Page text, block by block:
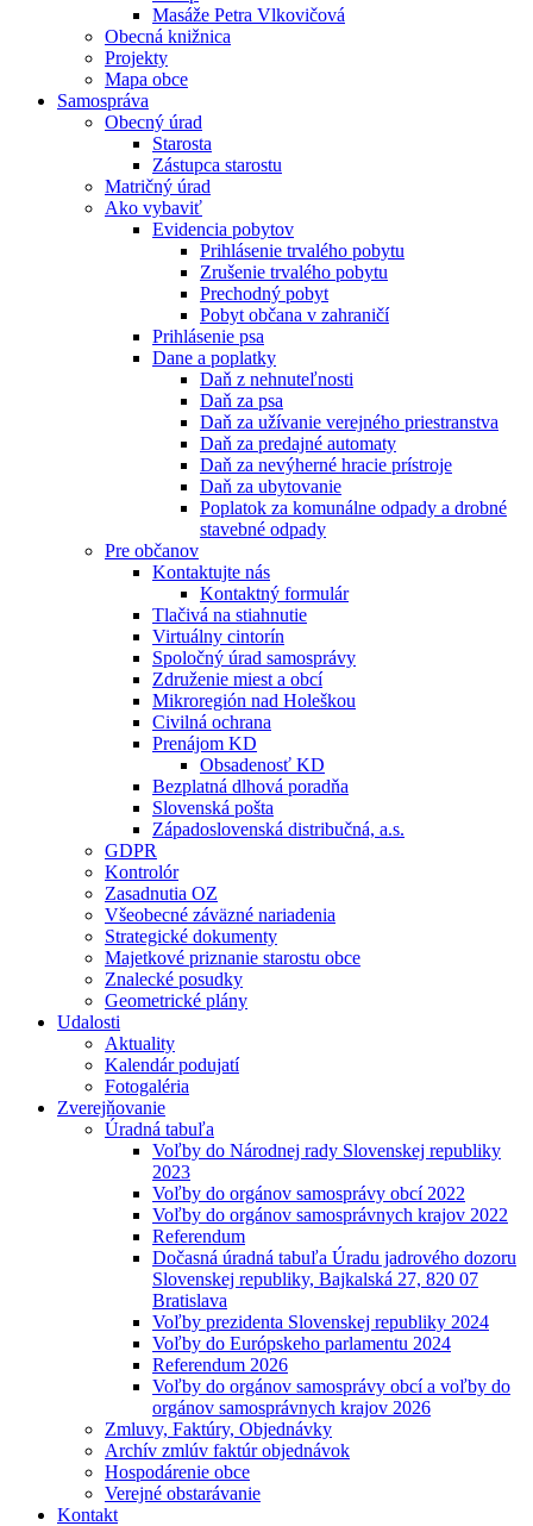
Masáže Petra Vlkovičová
Obecná knižnica
Projekty
Mapa obce
Samospráva
Obecný úrad
Starosta
Zástupca starostu
Matričný úrad
Ako vybaviť
Evidencia pobytov
Prihlásenie trvalého pobytu
Zrušenie trvalého pobytu
Prechodný pobyt
Pobyt občana v zahraničí
Prihlásenie psa
Dane a poplatky
Daň z nehnuteľnosti
Daň za psa
Daň za užívanie verejného priestranstva
Daň za predajné automaty
Daň za nevýherné hracie prístroje
Daň za ubytovanie
Poplatok za komunálne odpady a drobné
stavebné odpady
Pre občanov
Kontaktujte nás
Kontaktný formulár
Tlačivá na stiahnutie
Virtuálny cintorín
Spoločný úrad samosprávy
Združenie miest a obcí
Mikroregión nad Holeškou
Civilná ochrana
Prenájom KD
Obsadenosť KD
Bezplatná dlhová poradňa
Slovenská pošta
Západoslovenská distribučná, a.s.
GDPR
Kontrolór
Zasadnutia OZ
Všeobecné záväzné nariadenia
Strategické dokumenty
Majetkové priznanie starostu obce
Znalecké posudky
Geometrické plány
Udalosti
Aktuality
Kalendár podujatí
Fotogaléria
Zverejňovanie
Úradná tabuľa
Voľby do Národnej rady Slovenskej republiky
2023
Voľby do orgánov samosprávy obcí 2022
Voľby do orgánov samosprávnych krajov 2022
Referendum
Dočasná úradná tabuľa Úradu jadrového dozoru
Slovenskej republiky, Bajkalská 27, 820 07
Bratislava
Voľby prezidenta Slovenskej republiky 2024
Voľby do Európskeho parlamentu 2024
Referendum 2026
Voľby do orgánov samosprávy obcí a voľby do
orgánov samosprávnych krajov 2026
Zmluvy, Faktúry, Objednávky
Archív zmlúv faktúr objednávok
Hospodárenie obce
Verejné obstarávanie
Kontakt